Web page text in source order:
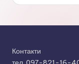
Контакти